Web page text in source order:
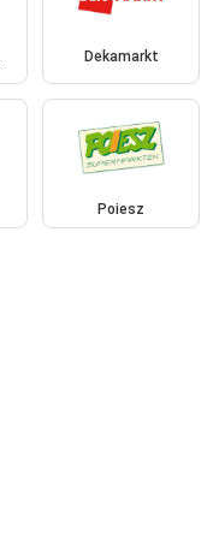
Dekamarkt
Poiesz